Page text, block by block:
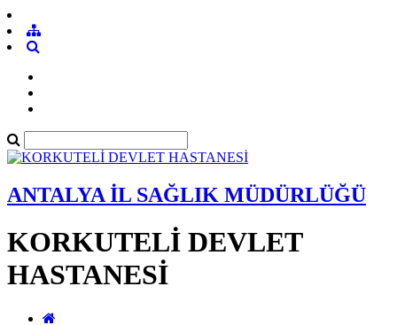
ANTALYA İL SAĞLIK MÜDÜRLÜĞÜ
KORKUTELİ DEVLET
HASTANESİ